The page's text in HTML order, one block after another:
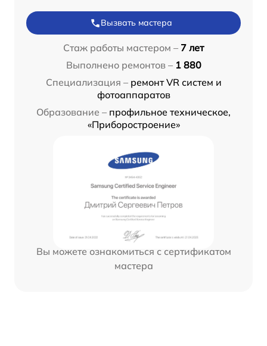
Вызвать мастера
Стаж работы мастером – 7 лет
Выполнено ремонтов – 1 880
Специализация – ремонт VR систем и
фотоаппаратов
Образование – профильное техническое,
«Приборостроение»
Вы можете ознакомиться с сертификатом
мастера